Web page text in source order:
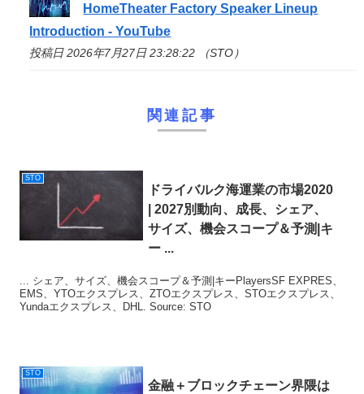
HomeTheater Factory Speaker Lineup
Introduction - YouTube
投稿日 2026年7月27日 23:28:22 （STO）
関連記事
STO
ドライバルク海運業の市場2020
| 2027別動向、成長、シェア、
サイズ、機会スコープ＆予測|キ
ー ...
... シェア、サイズ、機会スコープ＆予測|キーPlayersSF EXPRES、
EMS、YTOエクスプレス、ZTOエクスプレス、STOエクスプレス、
Yundaエクスプレス、DHL. Source: STO
STO
金融＋ブロックチェーン界隈は